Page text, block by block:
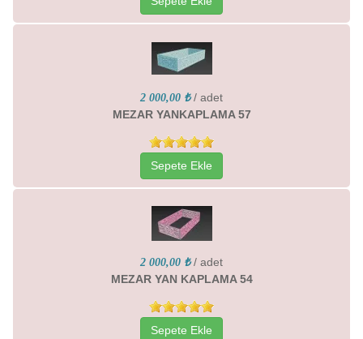
2 000,00 ₺ / adet
MEZAR YANKAPLAMA 57
Sepete Ekle
2 000,00 ₺ / adet
MEZAR YAN KAPLAMA 54
Sepete Ekle